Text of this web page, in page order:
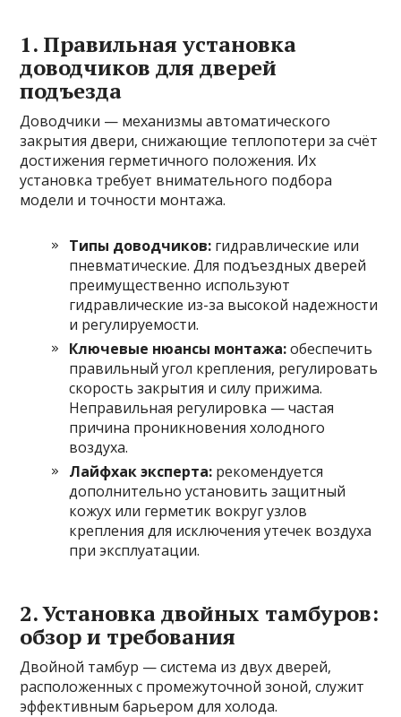
1. Правильная установка
доводчиков для дверей
подъезда
Доводчики — механизмы автоматического
закрытия двери, снижающие теплопотери за счёт
достижения герметичного положения. Их
установка требует внимательного подбора
модели и точности монтажа.
Типы доводчиков: гидравлические или
пневматические. Для подъездных дверей
преимущественно используют
гидравлические из-за высокой надежности
и регулируемости.
Ключевые нюансы монтажа:обеспечить
правильный угол крепления, регулировать
скорость закрытия и силу прижима.
Неправильная регулировка — частая
причина проникновения холодного
воздуха.
Лайфхак эксперта: рекомендуется
дополнительно установить защитный
кожух или герметик вокруг узлов
крепления для исключения утечек воздуха
при эксплуатации.
2. Установка двойных тамбуров:
обзор и требования
Двойной тамбур — система из двух дверей,
расположенных с промежуточной зоной, служит
эффективным барьером для холода.